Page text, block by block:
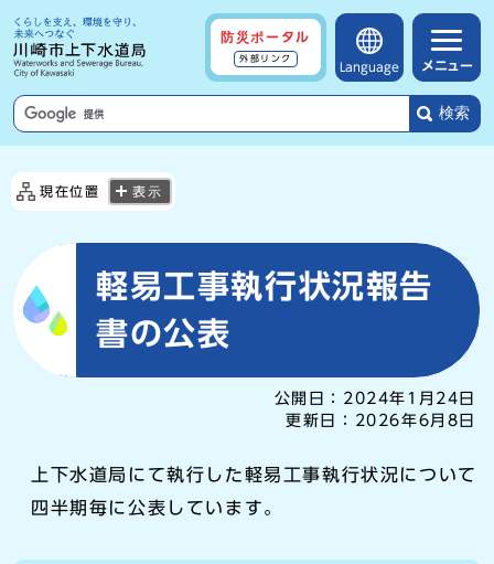
防災ポータル
外部リンク
Language メニュー
検索
現在位置 表示
軽易工事執行状況報告
書の公表
公開日： 2024年1月24日
更新日：
2026年6月8日
上下水道局にて執行した軽易工事執行状況について
四半期毎に公表しています。